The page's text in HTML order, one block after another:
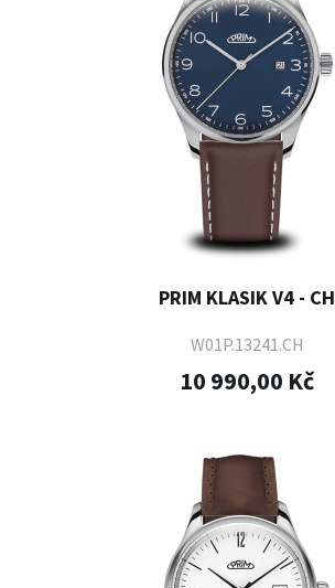
PRIM KLASIK V4 - CH
W01P.13241.CH
10 990,00 Kč